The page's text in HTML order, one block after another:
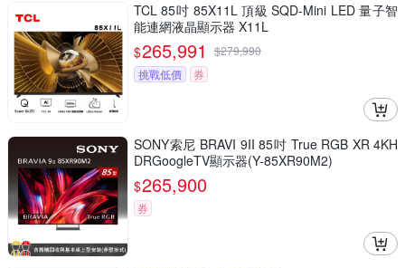
TCL 85吋 85X11L 頂級 SQD-Mini LED 量子智
能連網液晶顯示器 X11L
$265,991 $279,990
挑戰低價
券
SONY索尼 BRAVI 9II 85吋 True RGB XR 4KH
DRGoogleTV顯示器(Y-85XR90M2)
$265,900
券